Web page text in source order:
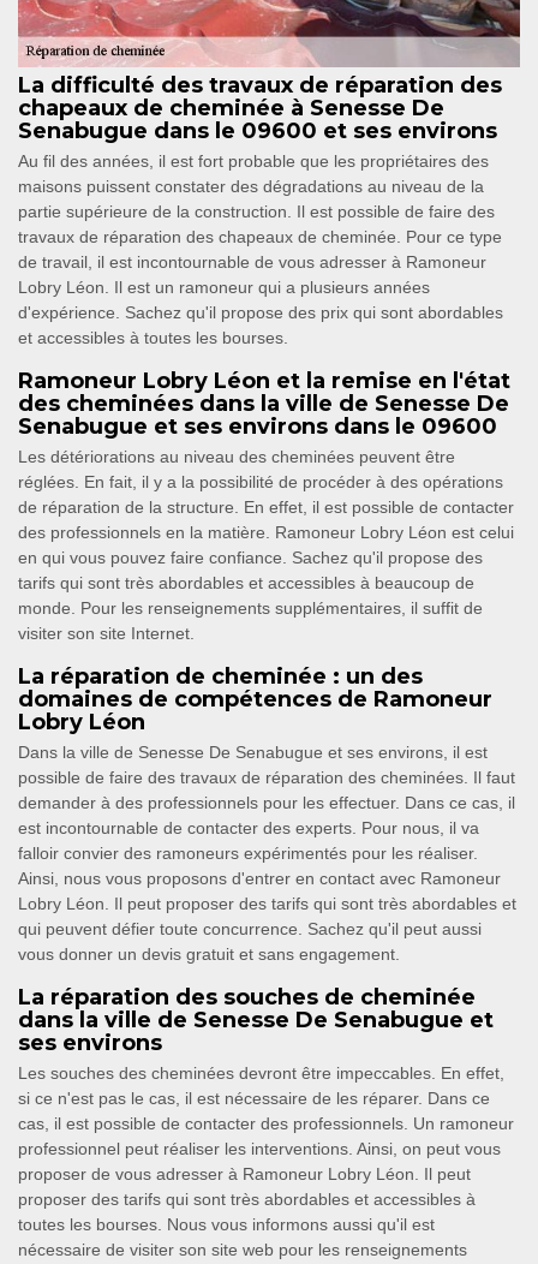
La difficulté des travaux de réparation des
chapeaux de cheminée à Senesse De
Senabugue dans le 09600 et ses environs
Au fil des années, il est fort probable que les propriétaires des
maisons puissent constater des dégradations au niveau de la
partie supérieure de la construction. Il est possible de faire des
travaux de réparation des chapeaux de cheminée. Pour ce type
de travail, il est incontournable de vous adresser à Ramoneur
Lobry Léon. Il est un ramoneur qui a plusieurs années
d'expérience. Sachez qu'il propose des prix qui sont abordables
et accessibles à toutes les bourses.
Ramoneur Lobry Léon et la remise en l'état
des cheminées dans la ville de Senesse De
Senabugue et ses environs dans le 09600
Les détériorations au niveau des cheminées peuvent être
réglées. En fait, il y a la possibilité de procéder à des opérations
de réparation de la structure. En effet, il est possible de contacter
des professionnels en la matière. Ramoneur Lobry Léon est celui
en qui vous pouvez faire confiance. Sachez qu'il propose des
tarifs qui sont très abordables et accessibles à beaucoup de
monde. Pour les renseignements supplémentaires, il suffit de
visiter son site Internet.
La réparation de cheminée : un des
domaines de compétences de Ramoneur
Lobry Léon
Dans la ville de Senesse De Senabugue et ses environs, il est
possible de faire des travaux de réparation des cheminées. Il faut
demander à des professionnels pour les effectuer. Dans ce cas, il
est incontournable de contacter des experts. Pour nous, il va
falloir convier des ramoneurs expérimentés pour les réaliser.
Ainsi, nous vous proposons d'entrer en contact avec Ramoneur
Lobry Léon. Il peut proposer des tarifs qui sont très abordables et
qui peuvent défier toute concurrence. Sachez qu'il peut aussi
vous donner un devis gratuit et sans engagement.
La réparation des souches de cheminée
dans la ville de Senesse De Senabugue et
ses environs
Les souches des cheminées devront être impeccables. En effet,
si ce n'est pas le cas, il est nécessaire de les réparer. Dans ce
cas, il est possible de contacter des professionnels. Un ramoneur
professionnel peut réaliser les interventions. Ainsi, on peut vous
proposer de vous adresser à Ramoneur Lobry Léon. Il peut
proposer des tarifs qui sont très abordables et accessibles à
toutes les bourses. Nous vous informons aussi qu'il est
nécessaire de visiter son site web pour les renseignements